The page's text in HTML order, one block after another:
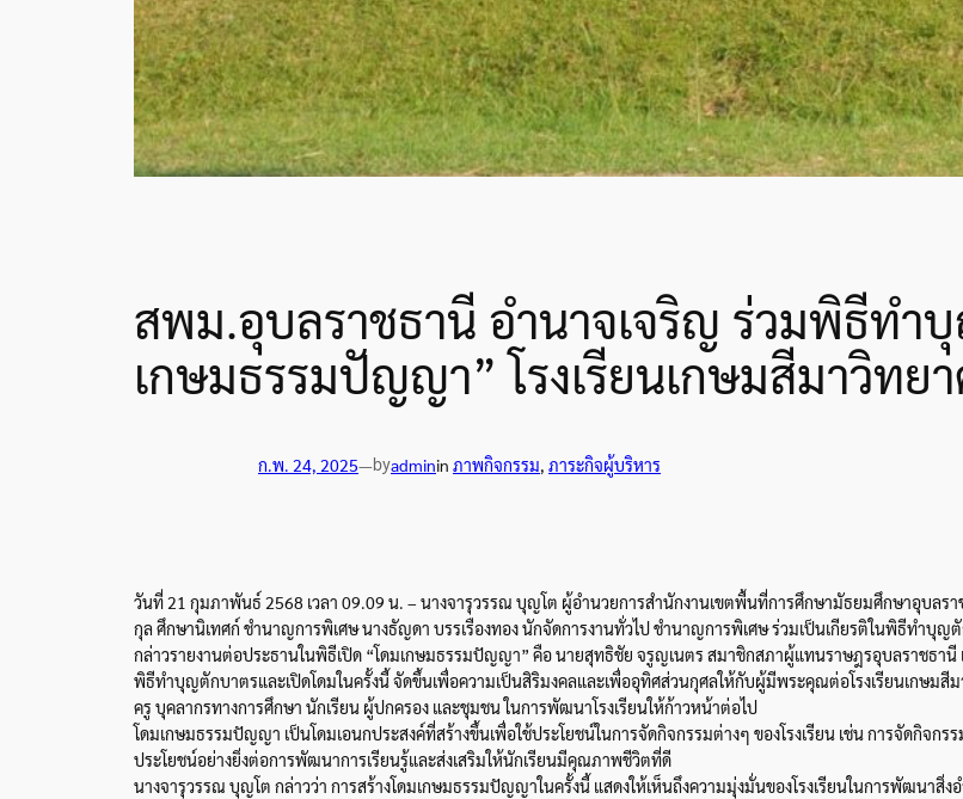
สพม.อุบลราชธานี อำนาจเจริญ ร่วมพิธีทำ
เกษมธรรมปัญญา” โรงเรียนเกษมสีมาวิทย
ก.พ. 24, 2025—byadminin ภาพกิจกรรม, ภาระกิจผู้บริหาร
วันที่ 21 กุมภาพันธ์ 2568 เวลา 09.09 น. – นางจารุวรรณ บุญโต ผู้อำนวยการสำนักงานเขตพื้นที่การศึกษามัธยมศึกษาอุบล
กุล ศึกษานิเทศก์ ชำนาญการพิเศษ นางธัญดา บรรเรืองทอง นักจัดการงานทั่วไป ชำนาญการพิเศษ ร่วมเป็นเกียรติในพิธีทำบุญ
กล่าวรายงานต่อประธานในพิธีเปิด “โดมเกษมธรรมปัญญา” คือ นายสุทธิชัย จรูญเนตร สมาชิกสภาผู้แทนราษฎรอุบลราชธานี
พิธีทำบุญตักบาตรและเปิดโดมในครั้งนี้ จัดขึ้นเพื่อความเป็นสิริมงคลและเพื่ออุทิศส่วนกุศลให้กับผู้มีพระคุณต่อโรงเรียนเกษมสี
ครู บุคลากรทางการศึกษา นักเรียน ผู้ปกครอง และชุมชน ในการพัฒนาโรงเรียนให้ก้าวหน้าต่อไป
โดมเกษมธรรมปัญญา เป็นโดมเอนกประสงค์ที่สร้างขึ้นเพื่อใช้ประโยชน์ในการจัดกิจกรรมต่างๆ ของโรงเรียน เช่น การจัดกิจก
ประโยชน์อย่างยิ่งต่อการพัฒนาการเรียนรู้และส่งเสริมให้นักเรียนมีคุณภาพชีวิตที่ดี
นางจารุวรรณ บุญโต กล่าวว่า การสร้างโดมเกษมธรรมปัญญาในครั้งนี้ แสดงให้เห็นถึงความมุ่งมั่นของโรงเรียนในการพัฒนาสิ่